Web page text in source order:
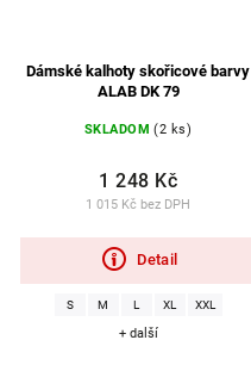
Dámské kalhoty skořicové barvy
ALAB DK 79
SKLADOM (2 ks)
1 015 Kč bez DPH
1 248 Kč
Detail
S M L XL XXL
+ další